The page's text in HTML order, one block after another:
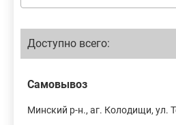
Доступно всего:
Самовывоз
Минский р-н., аг. Колодищи, ул.